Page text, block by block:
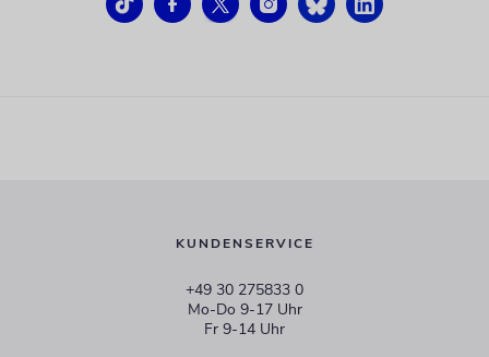
KUNDENSERVICE
+49 30 275833 0
Mo-Do 9-17 Uhr
Fr 9-14 Uhr